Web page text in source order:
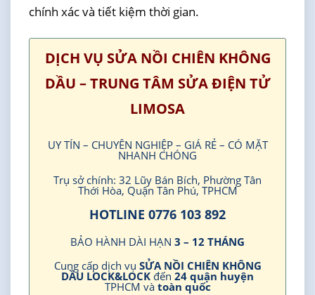
chính xác và tiết kiệm thời gian.
DỊCH VỤ SỬA NỒI CHIÊN KHÔNG
DẦU – TRUNG TÂM SỬA ĐIỆN TỬ
LIMOSA
UY TÍN – CHUYÊN NGHIỆP – GIÁ RẺ – CÓ MẶT
NHANH CHÓNG
Trụ sở chính: 32 Lũy Bán Bích, Phường Tân
Thới Hòa, Quận Tân Phú, TPHCM
HOTLINE 0776 103 892
BẢO HÀNH DÀI HẠN 3 – 12 THÁNG
Cung cấp dịch vụ SỬA NỒI CHIÊN KHÔNG
DẦU LOCK&LOCK đến 24 quận huyện
TPHCM và toàn quốc